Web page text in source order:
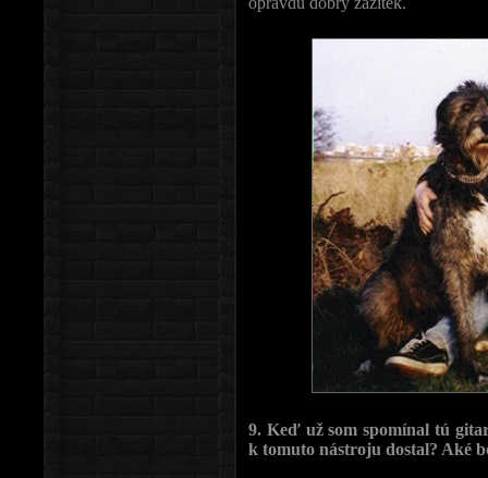
9. Keď už som spomínal tú
k tomuto nástroju dostal? Aké